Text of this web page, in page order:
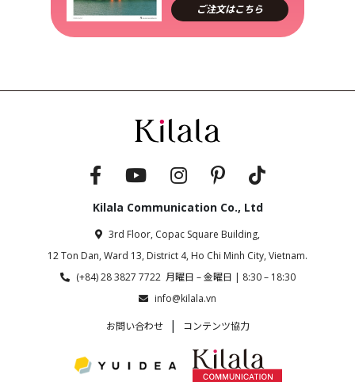
ご注文はこちら
Kilala Communication Co., Ltd
3rd Floor, Copac Square Building,
12 Ton Dan, Ward 13, District 4, Ho Chi Minh City, Vietnam.
(+84) 28 3827 7722 月曜日 – 金曜日 | 8:30 – 18:30
info@kilala.vn
お問い合わせ | コンテンツ協力